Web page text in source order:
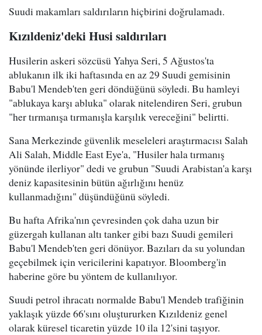
Suudi makamları saldırıların hiçbirini doğrulamadı.
Kızıldeniz'deki Husi saldırıları
Husilerin askeri sözcüsü Yahya Seri, 5 Ağustos'ta
ablukanın ilk iki haftasında en az 29 Suudi gemisinin
Babu'l Mendeb'ten geri döndüğünü söyledi. Bu hamleyi
"ablukaya karşı abluka" olarak nitelendiren Seri, grubun
"her tırmanışa tırmanışla karşılık vereceğini" belirtti.
Sana Merkezinde güvenlik meseleleri araştırmacısı Salah
Ali Salah, Middle East Eye'a, "Husiler hala tırmanış
yönünde ilerliyor" dedi ve grubun "Suudi Arabistan'a karşı
deniz kapasitesinin bütün ağırlığını henüz
kullanmadığını" düşündüğünü söyledi.
Bu hafta Afrika'nın çevresinden çok daha uzun bir
güzergah kullanan altı tanker gibi bazı Suudi gemileri
Babu'l Mendeb'ten geri dönüyor. Bazıları da su yolundan
geçebilmek için vericilerini kapatıyor. Bloomberg'in
haberine göre bu yöntem de kullanılıyor.
Suudi petrol ihracatı normalde Babu'l Mendeb trafiğinin
yaklaşık yüzde 66'sını oluştururken Kızıldeniz genel
olarak küresel ticaretin yüzde 10 ila 12'sini taşıyor.